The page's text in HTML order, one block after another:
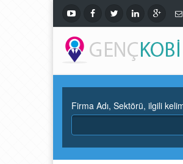
Firma Adı, Sektörü, ilgili